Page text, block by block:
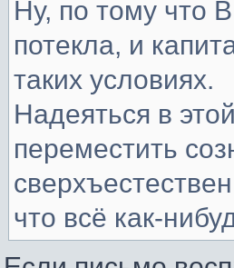
Ну, по тому что
потекла, и
таких условиях.
Надеяться в
переместить
что всё как-